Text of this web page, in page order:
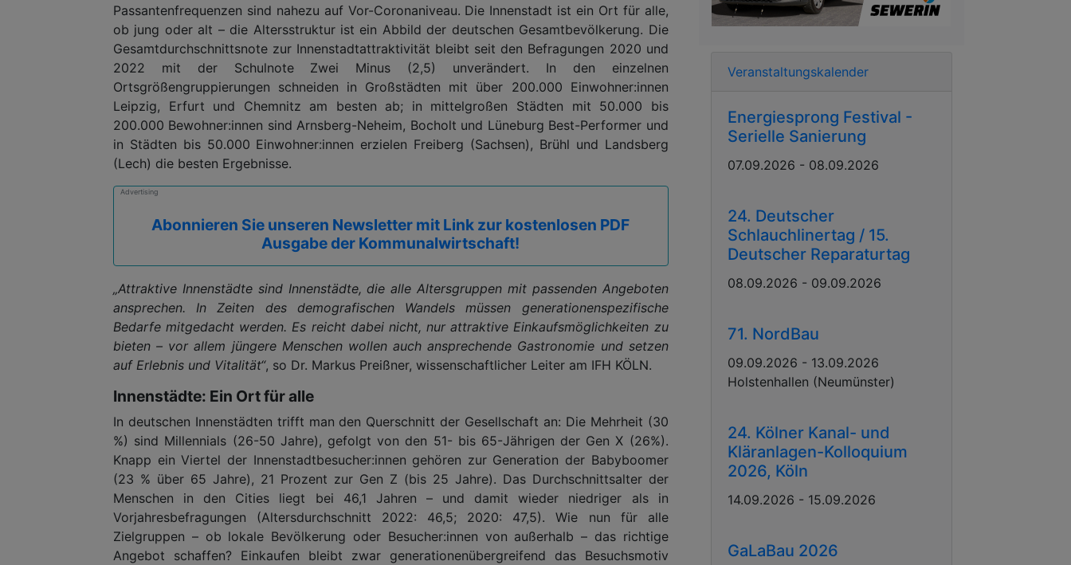
Passantenfrequenzen sind nahezu auf Vor-Coronaniveau. Die Innenstadt ist ein Ort für alle,
ob jung oder alt – die Altersstruktur ist ein Abbild der deutschen Gesamtbevölkerung. Die
Gesamtdurchschnittsnote zur Innenstadtattraktivität bleibt seit den Befragungen 2020 und
2022 mit der Schulnote Zwei Minus (2,5) unverändert. In den einzelnen
Ortsgrößengruppierungen schneiden in Großstädten mit über 200.000 Einwohner:innen
Leipzig, Erfurt und Chemnitz am besten ab; in mittelgroßen Städten mit 50.000 bis
200.000 Bewohner:innen sind Arnsberg-Neheim, Bocholt und Lüneburg Best-Performer und
in Städten bis 50.000 Einwohner:innen erzielen Freiberg (Sachsen), Brühl und Landsberg
(Lech) die besten Ergebnisse.
Advertising
Abonnieren Sie unseren Newsletter mit Link zur kostenlosen PDF
Ausgabe der Kommunalwirtschaft!
„Attraktive Innenstädte sind Innenstädte, die alle Altersgruppen mit passenden Angeboten
ansprechen. In Zeiten des demografischen Wandels müssen generationenspezifische
Bedarfe mitgedacht werden. Es reicht dabei nicht, nur attraktive Einkaufsmöglichkeiten zu
bieten – vor allem jüngere Menschen wollen auch ansprechende Gastronomie und setzen
auf Erlebnis und Vitalität“, so Dr. Markus Preißner, wissenschaftlicher Leiter am IFH KÖLN.
Innenstädte: Ein Ort für alle
In deutschen Innenstädten trifft man den Querschnitt der Gesellschaft an: Die Mehrheit (30
%) sind Millennials (26-50 Jahre), gefolgt von den 51- bis 65-Jährigen der Gen X (26%).
Knapp ein Viertel der Innenstadtbesucher:innen gehören zur Generation der Babyboomer
(23 % über 65 Jahre), 21 Prozent zur Gen Z (bis 25 Jahre). Das Durchschnittsalter der
Menschen in den Cities liegt bei 46,1 Jahren – und damit wieder niedriger als in
Vorjahresbefragungen (Altersdurchschnitt 2022: 46,5; 2020: 47,5). Wie nun für alle
Zielgruppen – ob lokale Bevölkerung oder Besucher:innen von außerhalb – das richtige
Angebot schaffen? Einkaufen bleibt zwar generationenübergreifend das Besuchsmotiv
Veranstaltungskalender
Energiesprong Festival -
Serielle Sanierung
07.09.2026 - 08.09.2026
24. Deutscher
Schlauchlinertag / 15.
Deutscher Reparaturtag
08.09.2026 - 09.09.2026
71. NordBau
09.09.2026 - 13.09.2026
Holstenhallen (Neumünster)
24. Kölner Kanal- und
Kläranlagen-Kolloquium
2026, Köln
14.09.2026 - 15.09.2026
GaLaBau 2026